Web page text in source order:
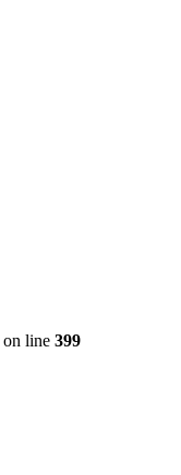
on line 399